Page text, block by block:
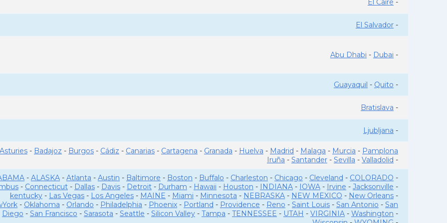
El Caire -
El Salvador -
Abu Dhabi - Dubai -
Guayaquil - Quito -
Bratislava -
Ljubljana -
Asturies - Badajoz - Burgos - Cádiz - Canarias - Cartagena - Granada - Huelva - Madrid - Malaga - Murcia - Pamplona
Iruña - Santander - Sevilla - Valladolid -
- ALASKA - Atlanta - Austin - Baltimore - Boston - Buffalo - Charleston - Chicago - Cleveland - COLORADO -
- Connecticut - Dallas - Davis - Detroit - Durham - Hawaii - Houston - INDIANA - IOWA - Irvine - Jacksonville -
kentucky - Las Vegas - Los Angeles - MAINE - Miami - Minnesota - NEBRASKA - NEW MEXICO - New Orleans -
- Oklahoma - Orlando - Philadelphia - Phoenix - Portland - Providence - Reno - Saint Louis - San Antonio - San
Diego - San Francisco - Sarasota - Seattle - Silicon Valley - Tampa - TENNESSEE - UTAH - VIRGINIA - Washington -